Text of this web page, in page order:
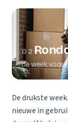
02
de week voor
De drukste
nieuwe in